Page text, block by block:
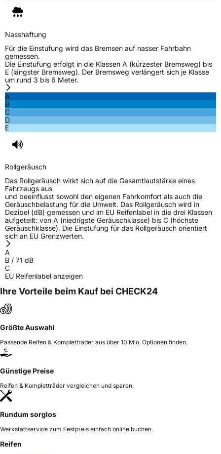
Nasshaftung
Für die Einstufung wird das Bremsen auf nasser Fahrbahn
gemessen.
Die Einstufung erfolgt in die Klassen A (kürzester Bremsweg) bis
E (längster Bremsweg). Der Bremsweg verlängert sich je Klasse
um rund 3 bis 6 Meter.
A
B
C
D
E
Rollgeräusch
Das Rollgeräusch wirkt sich auf die Gesamtlautstärke eines
Fahrzeugs aus
und beeinflusst sowohl den eigenen Fahrkomfort als auch die
Geräuschbelastung für die Umwelt. Das Rollgeräusch wird in
Dezibel (dB) gemessen und im EU Reifenlabel in die drei Klassen
aufgeteilt: von A (niedrigste Geräuschklasse) bis C (höchste
Geräuschklasse). Die Einstufung für das Rollgeräusch orientiert
sich an EU Grenzwerten.
A
B / 71 dB
C
EU Reifenlabel anzeigen
Ihre Vorteile beim Kauf bei CHECK24
Größte Auswahl
Passende Reifen & Kompletträder aus über 10 Mio. Optionen finden.
Günstige Preise
Reifen & Kompletträder vergleichen und sparen.
Rundum sorglos
Werkstattservice zum Festpreis einfach online buchen.
Reifen